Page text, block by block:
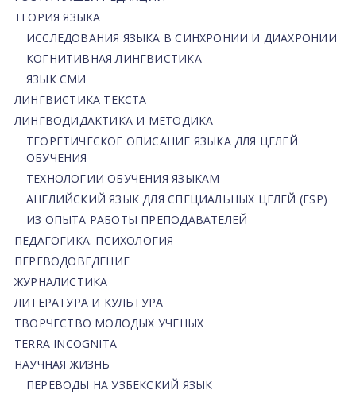
ТЕОРИЯ ЯЗЫКА
ИССЛЕДОВАНИЯ ЯЗЫКА В СИНХРОНИИ И ДИАХРОНИИ
КОГНИТИВНАЯ ЛИНГВИСТИКА
ЯЗЫК СМИ
ЛИНГВИСТИКА ТЕКСТА
ЛИНГВОДИДАКТИКА И МЕТОДИКА
ТЕОРЕТИЧЕСКОЕ ОПИСАНИЕ ЯЗЫКА ДЛЯ ЦЕЛЕЙ
ОБУЧЕНИЯ
ТЕХНОЛОГИИ ОБУЧЕНИЯ ЯЗЫКАМ
АНГЛИЙСКИЙ ЯЗЫК ДЛЯ СПЕЦИАЛЬНЫХ ЦЕЛЕЙ (ESP)
ИЗ ОПЫТА РАБОТЫ ПРЕПОДАВАТЕЛЕЙ
ПЕДАГОГИКА. ПСИХОЛОГИЯ
ПЕРЕВОДОВЕДЕНИЕ
ЖУРНАЛИСТИКА
ЛИТЕРАТУРА И КУЛЬТУРА
ТВОРЧЕСТВО МОЛОДЫХ УЧЕНЫХ
TERRA INCOGNITA
НАУЧНАЯ ЖИЗНЬ
ПЕРЕВОДЫ НА УЗБЕКСКИЙ ЯЗЫК